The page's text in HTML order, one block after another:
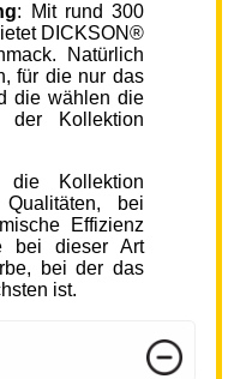
: Mit rund 300
DICKSON®
Natürlich
für die nur das
die wählen die
der Kollektion
Kollektion
Qualitäten, bei
Effizienz
bei dieser Art
bei der das
ist.